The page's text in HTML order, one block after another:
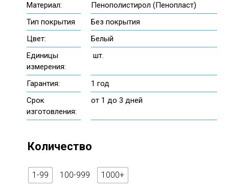
Материал:
Пенополистирол (Пенопласт)
Тип покрытия
Без покрытия
Цвет:
Белый
Единицы
измерения:
шт.
Гарантия:
1 год
Срок
изготовления:
от 1 до 3 дней
Количество
1-99 100-999 1000+